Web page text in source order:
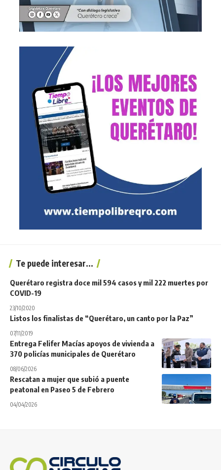
Te puede interesar...
Querétaro registra doce mil 594 casos y mil 222 muertes por
COVID-19
23/10/2020
Listos los finalistas de “Querétaro, un canto por la Paz”
07/11/2019
Entrega Felifer Macías apoyos de vivienda a
370 policías municipales de Querétaro
08/06/2026
Rescatan a mujer que subió a puente
peatonal en Paseo 5 de Febrero
04/04/2026